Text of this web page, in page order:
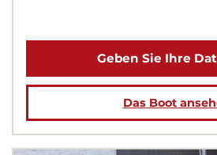
Geben Sie Ihre
Das Boot